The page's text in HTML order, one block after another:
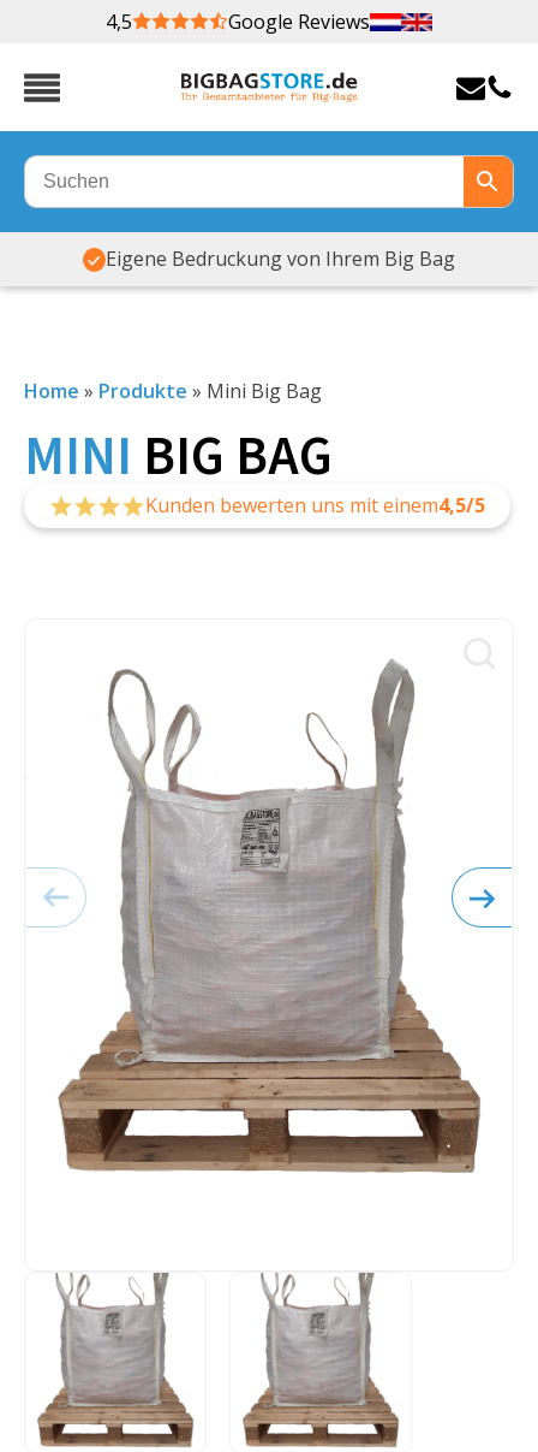
4,5 Google Reviews
Viele Formate und Sorten auf Vorrat
Home » Produkte » Mini Big Bag
MINI BIG BAG
Kunden bewerten uns mit einem4,5/5